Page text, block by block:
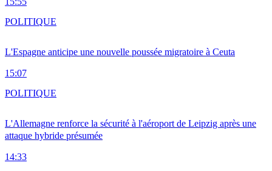
L'Espagne anticipe une nouvelle poussée migratoire à Ceuta
15:07
POLITIQUE
L'Allemagne renforce la sécurité à l'aéroport de Leipzig après une
attaque hybride présumée
14:33
POLITIQUE